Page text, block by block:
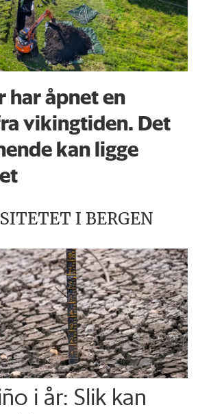
har åpnet en
vikingtiden. Det
kan ligge
I BERGEN
i år: Slik kan